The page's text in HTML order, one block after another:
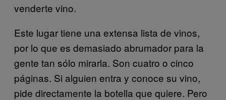
venderte vino.
Este lugar tiene una extensa lista de vinos,
por lo que es demasiado abrumador para la
gente tan sólo mirarla. Son cuatro o cinco
páginas. Si alguien entra y conoce su vino,
pide directamente la botella que quiere. Pero